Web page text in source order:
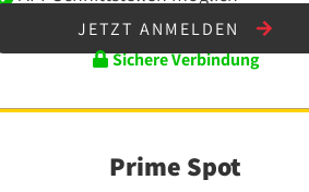
JETZT ANMELDEN
Sichere Verbindung
Prime Spot